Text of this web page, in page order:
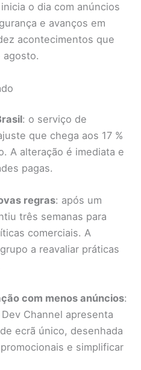
o dia com anúncios
e avanços em
acontecimentos que
agosto.
: o serviço de
que chega aos 17 %
A alteração é imediata e
pagas.
regras: após um
três semanas para
comerciais. A
a reavaliar práticas
com menos anúncios:
Channel apresenta
ecrã único, desenhada
e simplificar